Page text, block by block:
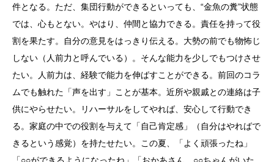
件となる。ただ、集団行動ができるといっても、“金魚の糞”状態
では、心もとない。やはり、仲間と協力できる。責任を持って役
割を果たす。自分の意見をはっきり伝える。大勢の前でも物怖じ
しない（人前力と呼んでいる）。そんな能力を少しでもつけさせ
たい。人前力は、経験で能力を伸ばすことができる。前回のコラ
ムでも触れた「声を出す」ことが基本。近所や親戚との連絡は子
供にやらせたい。リハーサルをしてやれば、安心して行動でき
る。家庭の中での役割を与えて「自己肯定感」（自分はやればで
きるという感覚）を持たせたい。この夏、「よく頑張ったね」